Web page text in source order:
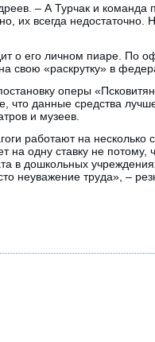
– А Турчак и команда
их всегда недостаточно.
о его личном пиаре. По
свою «раскрутку» в
оперы
что данные средства
и музеев.
работают на несколько
на одну ставку не потому,
в дошкольных
неуважение труда», –